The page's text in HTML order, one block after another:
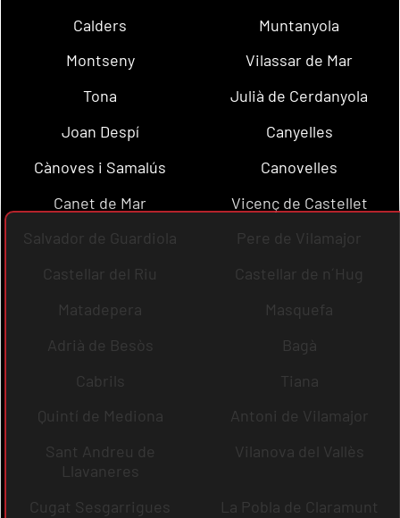
Calders
Muntanyola
Montseny
Vilassar de Mar
Tona
Julià de Cerdanyola
Joan Despí
Canyelles
Cànoves i Samalús
Canovelles
Canet de Mar
Vicenç de Castellet
Salvador de Guardiola
Pere de Vilamajor
Castellar del Riu
Castellar de n´Hug
Matadepera
Masquefa
Adrià de Besòs
Bagà
Cabrils
Tiana
Quintí de Mediona
Antoni de Vilamajor
Sant Andreu de
Llavaneres
Vilanova del Vallès
Cugat Sesgarrigues
La Pobla de Claramunt